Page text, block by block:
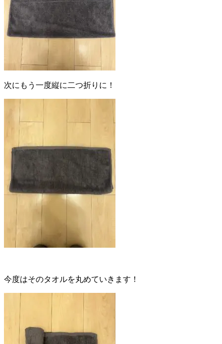
次にもう一度縦に二つ折りに！
今度はそのタオルを丸めていきます！